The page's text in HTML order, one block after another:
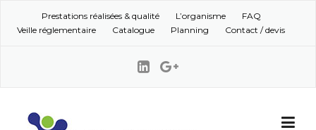
Prestations réalisées & qualité L’organisme
FAQ
Veille réglementaire
Catalogue Planning Contact / devis